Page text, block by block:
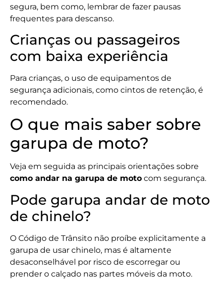
segura, bem como, lembrar de fazer pausas
frequentes para descanso.
Crianças ou passageiros
com baixa experiência
Para crianças, o uso de equipamentos de
segurança adicionais, como cintos de retenção, é
recomendado.
O que mais saber sobre
garupa de moto?
Veja em seguida as principais orientações sobre
como andar na garupa de moto com segurança.
Pode garupa andar de moto
de chinelo?
O Código de Trânsito não proíbe explicitamente a
garupa de usar chinelo, mas é altamente
desaconselhável por risco de escorregar ou
prender o calçado nas partes móveis da moto.